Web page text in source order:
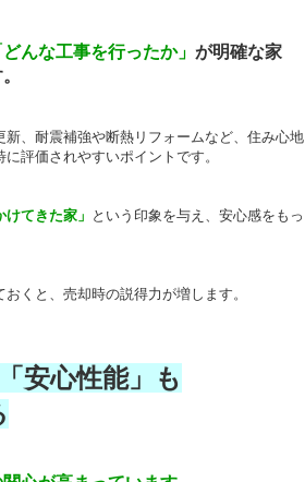
んな工事を行ったか」 が明確な家
、耐震補強や断熱リフォームなど、住み心地
評価されやすいポイントです。
けてきた家」 という印象を与え、安心感をもっ
くと、売却時の説得力が増します。
安心性能」も